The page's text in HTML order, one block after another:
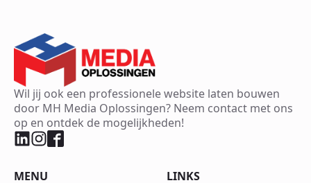
Wil jij ook een professionele website laten bouwen
door MH Media Oplossingen? Neem contact met ons
op en ontdek de mogelijkheden!
MENU LINKS